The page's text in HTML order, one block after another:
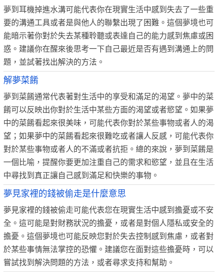
夢到耳機掉進水溝可能代表你在現實生活中感到失去了一些重
要的溝通工具或者是與他人的聯繫出現了困難。這個夢境也可
能暗示著你對於失去某種聆聽或表達自己的能力感到焦慮或困
惑。建議你在醒來後思考一下自己最近是否有遇到溝通上的問
題，並試著找出解決的方法。
解夢菜餚
夢到菜餚通常代表著對生活中的享受和滿足的渴望。夢中的菜
餚可以反映出你對於生活中某些方面的渴望或者慾望。如果夢
中的菜餚看起來很美味，可能代表你對於某些事物或者人的渴
望；如果夢中的菜餚看起來很難吃或者讓人反感，可能代表你
對於某些事物或者人的不滿或者抗拒。總的來說，夢到菜餚是
一個比喻，提醒你要更加注重自己的需求和慾望，並且在生活
中尋找到真正讓自己感到滿足和快樂的事物。
夢見家裡的錢被偷走是什麼意思
夢見家裡的錢被偷走可能代表您在現實生活中感到擔憂或不安
全。這可能是對財務狀況的擔憂，或者是對個人隱私或安全的
擔憂。這個夢境也可能反映您對於失去控制感到焦慮，或者對
於某些事情無法掌控的恐懼。建議您在面對這些擔憂時，可以
嘗試找到解決問題的方法，或者尋求支持和幫助。